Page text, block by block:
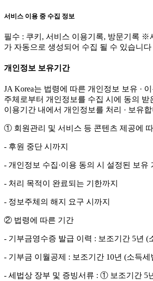
서비스 이용 중 수집 정보
필수 : 쿠키, 서비스 이용기록, 방문기록 ※
가 자동으로 생성되어 수집 될 수 있습니다
개인정보 보유기간
JA Korea는 법령에 따른 개인정보 보유 ·
주체로부터 개인정보를 수집 시에 동의 받
이용기간 내에서 개인정보를 처리 · 보유
① 회원관리 및 서비스 등 콘텐츠 제공에
- 후원 중단 시까지
- 개인정보 수집·이용 동의 시 설정된 보유
- 처리 목적이 완료되는 기한까지
- 정보주체의 해지 요구 시까지
② 법령에 따른 기간
- 기부금영수증 발급 이력 : 보조기간 5년 (
- 기부금 이월공제 : 보조기간 10년 (소득세
- 세법상 장부 및 증빙서류 : ① 보조기간 5